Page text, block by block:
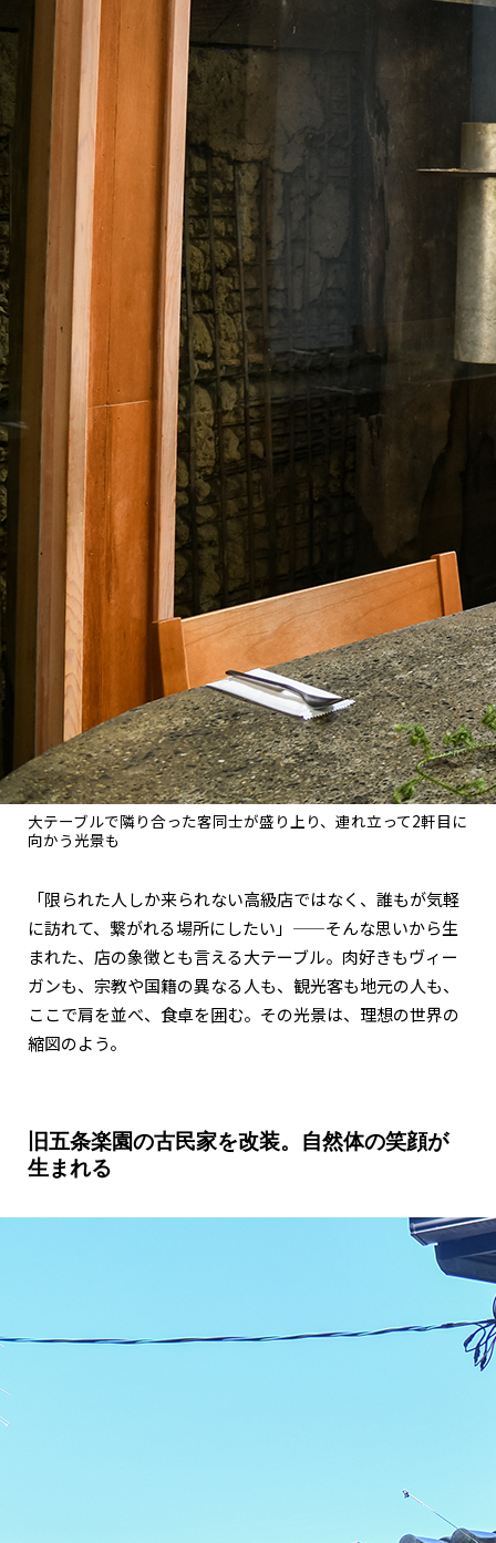
大テーブルで隣り合った客同士が盛り上り、連れ立って2軒目に
向かう光景も
「限られた人しか来られない高級店ではなく、誰もが気軽
に訪れて、繋がれる場所にしたい」——そんな思いから生
まれた、店の象徴とも言える大テーブル。肉好きもヴィー
ガンも、宗教や国籍の異なる人も、観光客も地元の人も、
ここで肩を並べ、食卓を囲む。その光景は、理想の世界の
縮図のよう。
旧五条楽園の古民家を改装。自然体の笑顔が
生まれる